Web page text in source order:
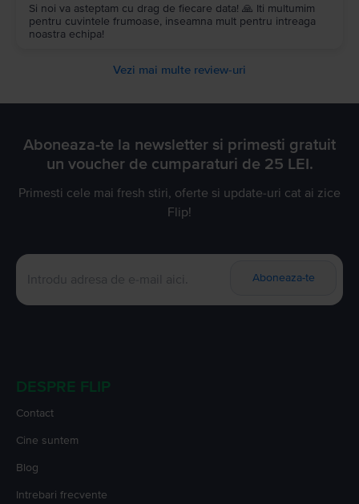
Si noi va asteptam cu drag de fiecare data! 🙏 Iti multumim
pentru cuvintele frumoase, inseamna mult pentru intreaga
noastra echipa!
Vezi mai multe review-uri
Aboneaza-te la newsletter si primesti gratuit
un voucher de cumparaturi de 25 LEI.
Primesti cele mai fresh stiri, oferte si update-uri cat ai zice
Flip!
Aboneaza-te
DESPRE FLIP
Contact
Cine suntem
Blog
Intrebari frecvente